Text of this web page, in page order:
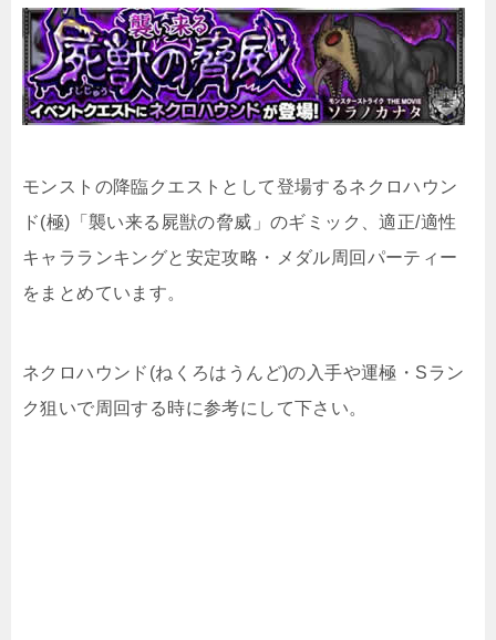
モンストの降臨クエストとして登場するネクロハウン
ド(極)「襲い来る屍獣の脅威」のギミック、適正/適性
キャラランキングと安定攻略・メダル周回パーティー
をまとめています。
ネクロハウンド(ねくろはうんど)の入手や運極・Sラン
ク狙いで周回する時に参考にして下さい。